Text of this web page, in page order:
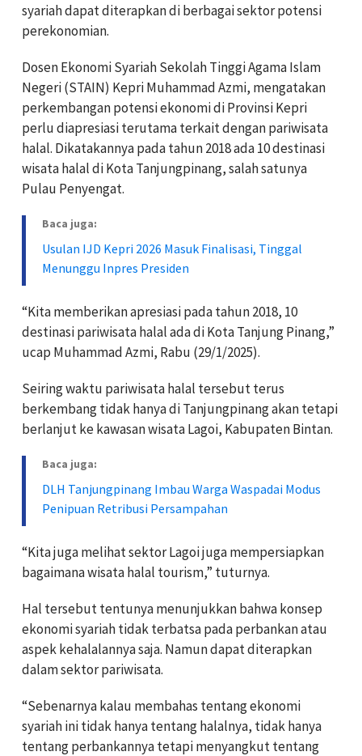
syariah dapat diterapkan di berbagai sektor potensi
perekonomian.
Dosen Ekonomi Syariah Sekolah Tinggi Agama Islam
Negeri (STAIN) Kepri Muhammad Azmi, mengatakan
perkembangan potensi ekonomi di Provinsi Kepri
perlu diapresiasi terutama terkait dengan pariwisata
halal. Dikatakannya pada tahun 2018 ada 10 destinasi
wisata halal di Kota Tanjungpinang, salah satunya
Pulau Penyengat.
Baca juga:
Usulan IJD Kepri 2026 Masuk Finalisasi, Tinggal
Menunggu Inpres Presiden
“Kita memberikan apresiasi pada tahun 2018, 10
destinasi pariwisata halal ada di Kota Tanjung Pinang,”
ucap Muhammad Azmi, Rabu (29/1/2025).
Seiring waktu pariwisata halal tersebut terus
berkembang tidak hanya di Tanjungpinang akan tetapi
berlanjut ke kawasan wisata Lagoi, Kabupaten Bintan.
Baca juga:
DLH Tanjungpinang Imbau Warga Waspadai Modus
Penipuan Retribusi Persampahan
“Kita juga melihat sektor Lagoi juga mempersiapkan
bagaimana wisata halal tourism,” tuturnya.
Hal tersebut tentunya menunjukkan bahwa konsep
ekonomi syariah tidak terbatsa pada perbankan atau
aspek kehalalannya saja. Namun dapat diterapkan
dalam sektor pariwisata.
“Sebenarnya kalau membahas tentang ekonomi
syariah ini tidak hanya tentang halalnya, tidak hanya
tentang perbankannya tetapi menyangkut tentang